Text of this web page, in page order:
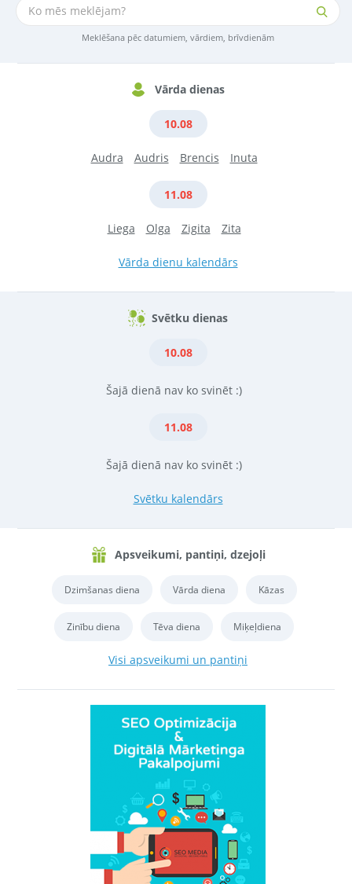
Meklēšana pēc datumiem, vārdiem, brīvdienām
Vārda dienas
10.08
Audra Audris Brencis Inuta
11.08
Liega Olga Zigita Zita
Vārda dienu kalendārs
Svētku dienas
10.08
Šajā dienā nav ko svinēt :)
11.08
Šajā dienā nav ko svinēt :)
Svētku kalendārs
Apsveikumi, pantiņi, dzejoļi
Dzimšanas diena Vārda diena Kāzas
Zinību diena Tēva diena Miķeļdiena
Visi apsveikumi un pantiņi